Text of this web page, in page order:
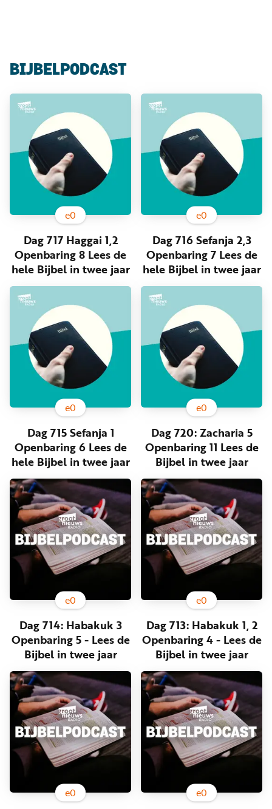
BIJBELPODCAST
e0
Dag 717 Haggai 1,2
Openbaring 8 Lees de
hele Bijbel in twee jaar
e0
Dag 716 Sefanja 2,3
Openbaring 7 Lees de
hele Bijbel in twee jaar
e0
Dag 715 Sefanja 1
Openbaring 6 Lees de
hele Bijbel in twee jaar
e0
Dag 720: Zacharia 5
Openbaring 11 Lees de
Bijbel in twee jaar
e0
Dag 714: Habakuk 3
Openbaring 5 - Lees de
Bijbel in twee jaar
e0
Dag 713: Habakuk 1, 2
Openbaring 4 - Lees de
Bijbel in twee jaar
e0 e0
Podcasts
Muziek
Artikelen
Kanalen
Steun
missie
Word
nu
vriend
Businessclub
Adverteren
Winkel
reglement
Algemene
voorwaarden